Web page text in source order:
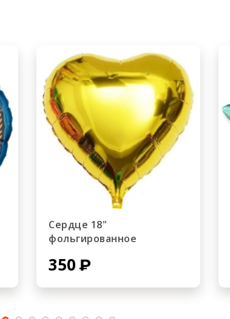
Сердце 18"
фольгированное
350